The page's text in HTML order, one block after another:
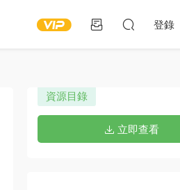
登錄
資源目錄
立即查看